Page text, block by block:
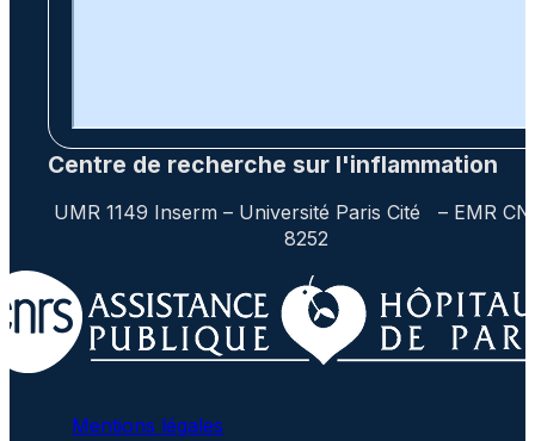
Centre de recherche sur l'inflammation
UMR 1149 Inserm – Université Paris Cité – EMR
8252
Mentions légales